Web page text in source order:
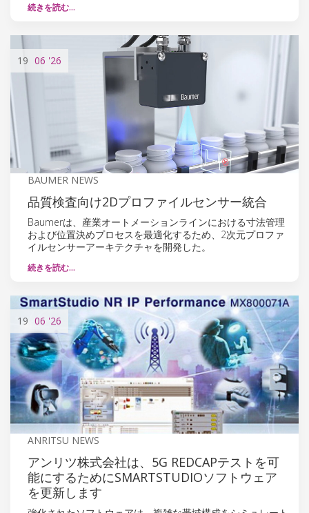
続きを読む…
19 06 '26
BAUMER NEWS
品質検査向け2Dプロファイルセンサー統合
Baumerは、産業オートメーションラインにおける寸法管理
および位置決めプロセスを最適化するため、2次元プロファ
イルセンサーアーキテクチャを開発した。
続きを読む…
19 06 '26
ANRITSU NEWS
アンリツ株式会社は、5G REDCAPテストを可
能にするためにSMARTSTUDIOソフトウェア
を更新します